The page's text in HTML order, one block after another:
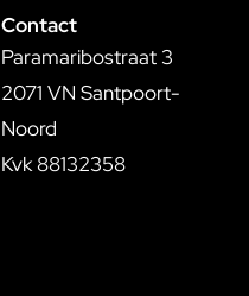
Contact
Paramaribostraat 3
2071 VN Santpoort-
Noord
Kvk 88132358